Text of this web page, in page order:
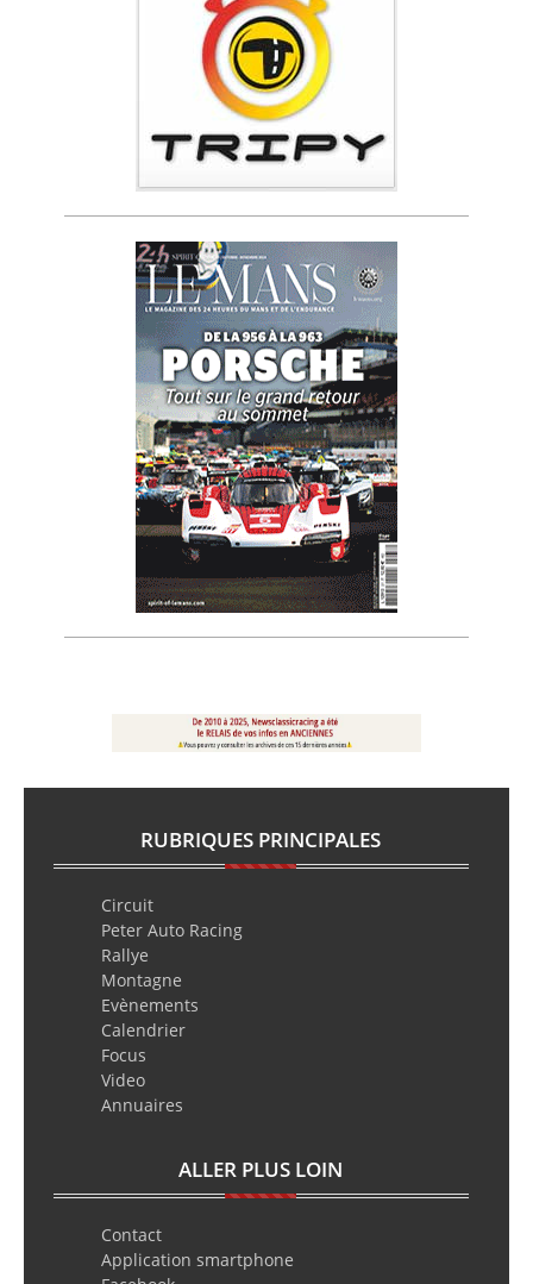
RUBRIQUES PRINCIPALES
Circuit
Peter Auto Racing
Rallye
Montagne
Evènements
Calendrier
Focus
Video
Annuaires
ALLER PLUS LOIN
Contact
Application smartphone